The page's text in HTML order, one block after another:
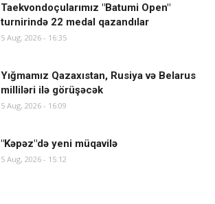
Taekvondoçularımız "Batumi Open"
turnirində 22 medal qazandılar
5 Aug, 2026 - 16:35
Yığmamız Qazaxıstan, Rusiya və Belarus
milliləri ilə görüşəcək
5 Aug, 2026 - 16:09
"Kəpəz"də yeni müqavilə
5 Aug, 2026 - 15:12